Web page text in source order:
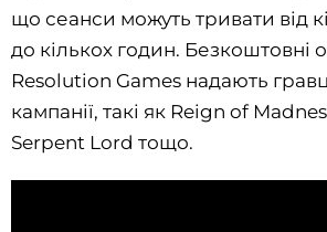
що сеанси можуть тривати від
до кількох годин. Безкоштовні
Resolution Games надають
кампанії, такі як Reign of
Serpent Lord тощо.